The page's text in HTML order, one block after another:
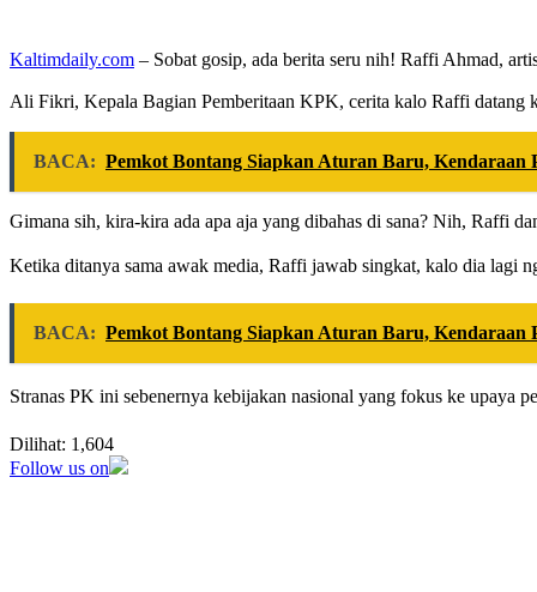
Kaltimdaily.com – Sobat gosip, ada berita seru nih! Raffi Ahmad,
Ali Fikri, Kepala Bagian Pemberitaan KPK, cerita kalo Raffi datang
BACA: Pemkot Bontang Siapkan Aturan Baru, Kendaraan
Gimana sih, kira-kira ada apa aja yang dibahas di sana? Nih, Raffi
Ketika ditanya sama awak media, Raffi jawab singkat, kalo dia lagi
BACA: Pemkot Bontang Siapkan Aturan Baru, Kendaraan
Stranas PK ini sebenernya kebijakan nasional yang fokus ke upaya
Dilihat: 1,604
Follow us on